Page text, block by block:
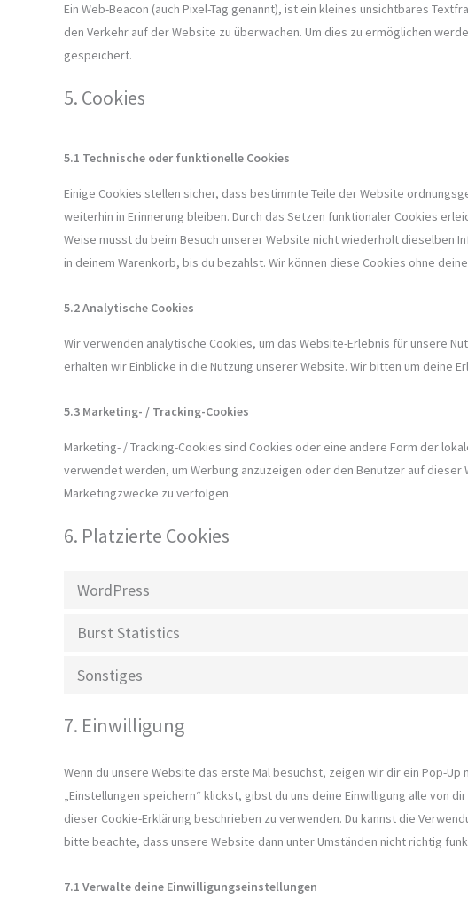
Ein Web-Beacon (auch Pixel-Tag genannt), ist ein kleines unsichtbares
den Verkehr auf der Website zu überwachen. Um dies zu ermöglichen
gespeichert.
5. Cookies
5.1 Technische oder funktionelle Cookies
Einige Cookies stellen sicher, dass bestimmte Teile der Website
weiterhin in Erinnerung bleiben. Durch das Setzen funktionaler Cookies
Weise musst du beim Besuch unserer Website nicht wiederholt dieselben
in deinem Warenkorb, bis du bezahlst. Wir können diese Cookies ohne
5.2 Analytische Cookies
Wir verwenden analytische Cookies, um das Website-Erlebnis für unsere
erhalten wir Einblicke in die Nutzung unserer Website. Wir bitten um deine
5.3 Marketing- / Tracking-Cookies
Marketing- / Tracking-Cookies sind Cookies oder eine andere Form der
verwendet werden, um Werbung anzuzeigen oder den Benutzer auf
Marketingzwecke zu verfolgen.
6. Platzierte Cookies
WordPress
Burst Statistics
Sonstiges
7. Einwilligung
Wenn du unsere Website das erste Mal besuchst, zeigen wir dir ein Pop-
„Einstellungen speichern“ klickst, gibst du uns deine Einwilligung alle von
dieser Cookie-Erklärung beschrieben zu verwenden. Du kannst die
bitte beachte, dass unsere Website dann unter Umständen nicht richtig
7.1 Verwalte deine Einwilligungseinstellungen